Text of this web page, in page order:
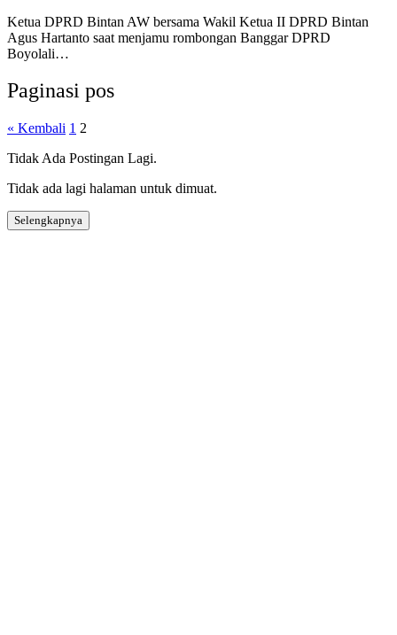
Ketua DPRD Bintan AW bersama Wakil Ketua II DPRD Bintan
Agus Hartanto saat menjamu rombongan Banggar DPRD
Boyolali…
Paginasi pos
« Kembali 1 2
Tidak Ada Postingan Lagi.
Tidak ada lagi halaman untuk dimuat.
Selengkapnya